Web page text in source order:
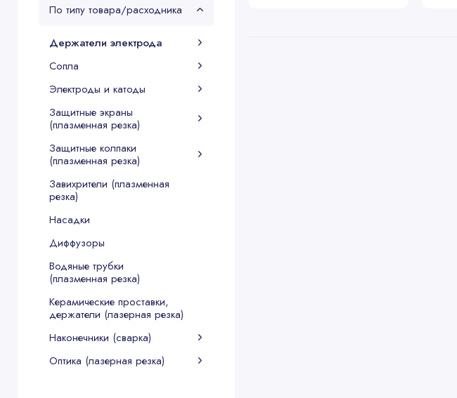
По типу товара/расходника
Держатели электрода
Сопла
Электроды и катоды
Защитные экраны
(плазменная резка)
Защитные колпаки
(плазменная резка)
Завихрители (плазменная
резка)
Насадки
Диффузоры
Водяные трубки
(плазменная резка)
Керамические проставки,
держатели (лазерная резка)
Наконечники (сварка)
Оптика (лазерная резка)